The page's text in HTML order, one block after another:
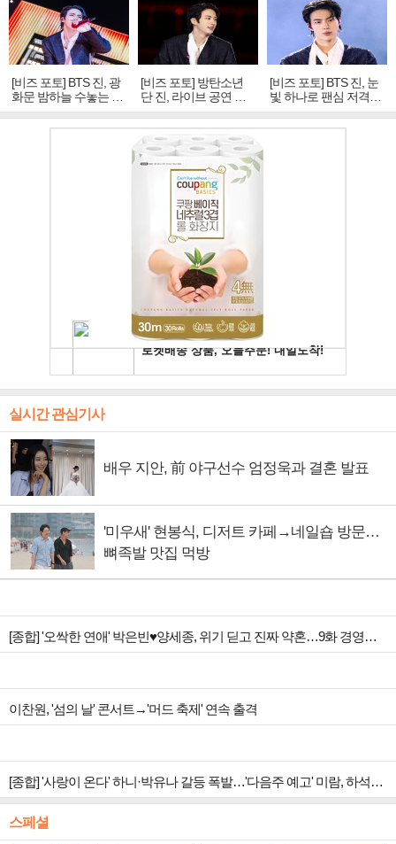
[비즈 포토] BTS 진, 광
화문 밤하늘 수놓는 '비
주얼 킹'의 열창
[비즈 포토] 방탄소년
단 진, 라이브 공연 중
빛나는 독보적 아우라
[비즈 포토] BTS 진, 눈
빛 하나로 팬심 저격…
독보적 카리스마
실시간 관심기사
배우 지안, 前 야구선수 엄정욱과 결혼 발표
'미우새' 현봉식, 디저트 카페→네일숍 방문…
뼈족발 맛집 먹방
[종합] '오싹한 연애' 박은빈♥양세종, 위기 딛고 진짜 약혼…9화 경영권 사수 작전 예고
이찬원, '섬의 날' 콘서트→'머드 축제' 연속 출격
[종합] '사랑이 온다' 하니·박유나 갈등 폭발…'다음주 예고' 미람, 하석진 아들 의심
스페셜